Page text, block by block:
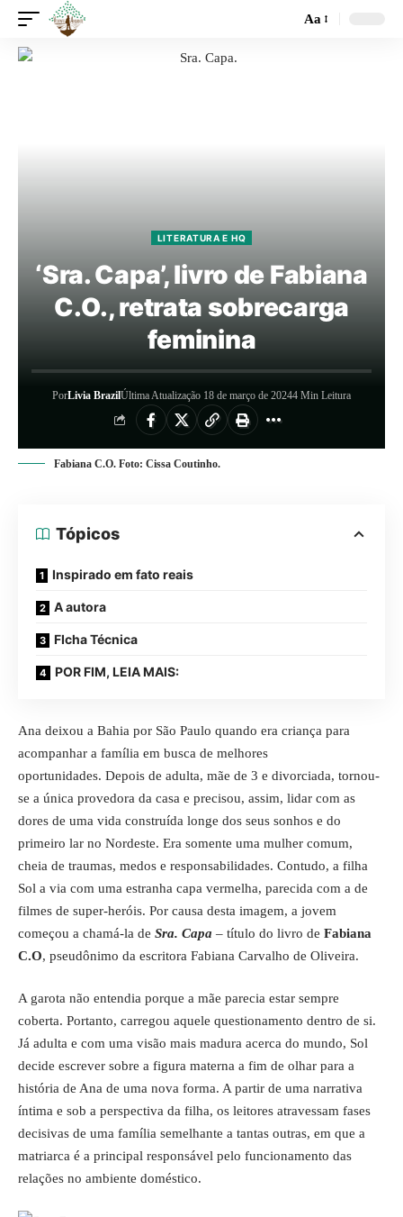
Aa
LITERATURA E HQ
‘Sra. Capa’, livro de Fabiana
C.O., retrata sobrecarga
feminina
PorLivia BrazilÚltima Atualização 18 de março de 20244 Min Leitura
Fabiana C.O. Foto: Cissa Coutinho.
Tópicos
Inspirado em fato reais
A autora
FIcha Técnica
POR FIM, LEIA MAIS:
Ana deixou a Bahia por São Paulo quando era criança para
acompanhar a família em busca de melhores
oportunidades. Depois de adulta, mãe de 3 e divorciada, tornou-
se a única provedora da casa e precisou, assim, lidar com as
dores de uma vida construída longe dos seus sonhos e do
primeiro lar no Nordeste. Era somente uma mulher comum,
cheia de traumas, medos e responsabilidades. Contudo, a filha
Sol a via com uma estranha capa vermelha, parecida com a de
filmes de super-heróis. Por causa desta imagem, a jovem
começou a chamá-la de Sra. Capa – título do livro de Fabiana
C.O, pseudônimo da escritora Fabiana Carvalho de Oliveira.
A garota não entendia porque a mãe parecia estar sempre
coberta. Portanto, carregou aquele questionamento dentro de si.
Já adulta e com uma visão mais madura acerca do mundo, Sol
decide escrever sobre a figura materna a fim de olhar para a
história de Ana de uma nova forma. A partir de uma narrativa
íntima e sob a perspectiva da filha, os leitores atravessam fases
decisivas de uma família semelhante a tantas outras, em que a
matriarca é a principal responsável pelo funcionamento das
relações no ambiente doméstico.